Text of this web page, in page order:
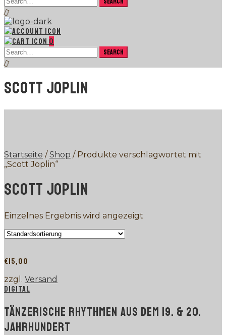
0
SCOTT JOPLIN
Startseite /Shop / Produkte verschlagwortet mit
„Scott Joplin“
SCOTT JOPLIN
Einzelnes Ergebnis wird angezeigt
€15,00
zzgl. Versand
DIGITAL
TÄNZERISCHE RHYTHMEN AUS DEM 19. & 20.
JAHRHUNDERT